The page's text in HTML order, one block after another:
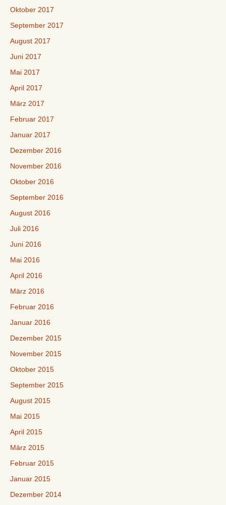
Oktober 2017
September 2017
August 2017
Juni 2017
Mai 2017
April 2017
März 2017
Februar 2017
Januar 2017
Dezember 2016
November 2016
Oktober 2016
September 2016
August 2016
Juli 2016
Juni 2016
Mai 2016
April 2016
März 2016
Februar 2016
Januar 2016
Dezember 2015
November 2015
Oktober 2015
September 2015
August 2015
Mai 2015
April 2015
März 2015
Februar 2015
Januar 2015
Dezember 2014